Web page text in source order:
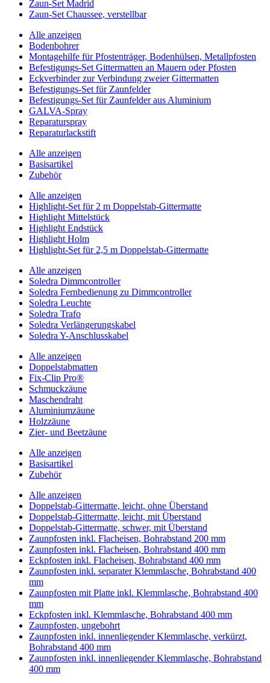
Zaun-Set Madrid
Zaun-Set Chaussee, verstellbar
Alle anzeigen
Bodenbohrer
Montagehilfe für Pfostenträger, Bodenhülsen, Metallpfosten
Befestigungs-Set Gittermatten an Mauern oder Pfosten
Eckverbinder zur Verbindung zweier Gittermatten
Befestigungs-Set für Zaunfelder
Befestigungs-Set für Zaunfelder aus Aluminium
GALVA-Spray
Reparaturspray
Reparaturlackstift
Alle anzeigen
Basisartikel
Zubehör
Alle anzeigen
Highlight-Set für 2 m Doppelstab-Gittermatte
Highlight Mittelstück
Highlight Endstück
Highlight Holm
Highlight-Set für 2,5 m Doppelstab-Gittermatte
Alle anzeigen
Soledra Dimmcontroller
Soledra Fernbedienung zu Dimmcontroller
Soledra Leuchte
Soledra Trafo
Soledra Verlängerungskabel
Soledra Y-Anschlusskabel
Alle anzeigen
Doppelstabmatten
Fix-Clip Pro®
Schmuckzäune
Maschendraht
Aluminiumzäune
Holzzäune
Zier- und Beetzäune
Alle anzeigen
Basisartikel
Zubehör
Alle anzeigen
Doppelstab-Gittermatte, leicht, ohne Überstand
Doppelstab-Gittermatte, leicht, mit Überstand
Doppelstab-Gittermatte, schwer, mit Überstand
Zaunpfosten inkl. Flacheisen, Bohrabstand 200 mm
Zaunpfosten inkl. Flacheisen, Bohrabstand 400 mm
Eckpfosten inkl. Flacheisen, Bohrabstand 400 mm
Zaunpfosten inkl. separater Klemmlasche, Bohrabstand 400
mm
Zaunpfosten mit Platte inkl. Klemmlasche, Bohrabstand 400
mm
Eckpfosten inkl. Klemmlasche, Bohrabstand 400 mm
Zaunpfosten, ungebohrt
Zaunpfosten inkl. innenliegender Klemmlasche, verkürzt,
Bohrabstand 400 mm
Zaunpfosten inkl. innenliegender Klemmlasche, Bohrabstand
400 mm